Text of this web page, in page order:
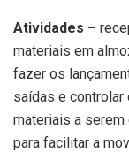
Atividades –
materiais em
fazer os
saídas e
materiais a
para facilitar a